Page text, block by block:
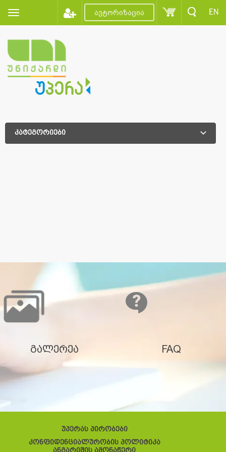
ავტორიზაცია EN
კატეგორიები
გალერეა FAQ
უპერას პირობები
კონფიდენციალურობის პოლიტიკა
ანგარიშის ამონაწერი